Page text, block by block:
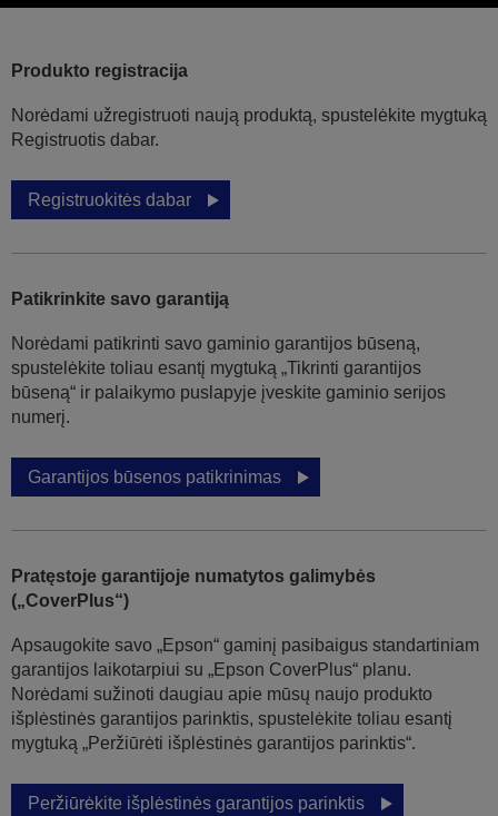
Produkto registracija
Norėdami užregistruoti naują produktą, spustelėkite mygtuką
Registruotis dabar.
Registruokitės dabar
Patikrinkite savo garantiją
Norėdami patikrinti savo gaminio garantijos būseną,
spustelėkite toliau esantį mygtuką „Tikrinti garantijos
būseną“ ir palaikymo puslapyje įveskite gaminio serijos
numerį.
Garantijos būsenos patikrinimas
Pratęstoje garantijoje numatytos galimybės
(„CoverPlus“)
Apsaugokite savo „Epson“ gaminį pasibaigus standartiniam
garantijos laikotarpiui su „Epson CoverPlus“ planu.
Norėdami sužinoti daugiau apie mūsų naujo produkto
išplėstinės garantijos parinktis, spustelėkite toliau esantį
mygtuką „Peržiūrėti išplėstinės garantijos parinktis“.
Peržiūrėkite išplėstinės garantijos parinktis